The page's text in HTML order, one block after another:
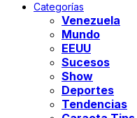
Categorías
Venezuela
Mundo
EEUU
Sucesos
Show
Deportes
Tendencias